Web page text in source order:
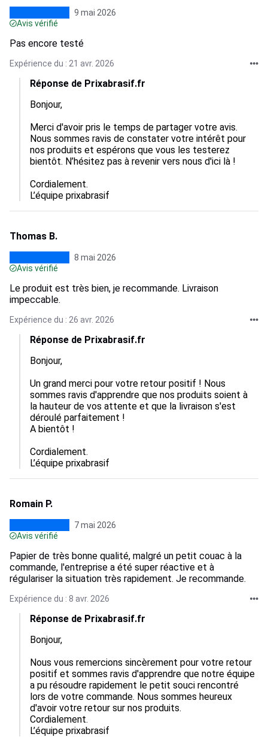
9 mai 2026
Avis vérifié
Pas encore testé
Expérience du : 21 avr. 2026
Réponse de Prixabrasif.fr
Bonjour,
Merci d'avoir pris le temps de partager votre avis.
Nous sommes ravis de constater votre intérêt pour
nos produits et espérons que vous les testerez
bientôt. N’hésitez pas à revenir vers nous d'ici là !
Cordialement.
L’équipe prixabrasif
Thomas B.
8 mai 2026
Avis vérifié
Le produit est très bien, je recommande. Livraison
impeccable.
Expérience du : 26 avr. 2026
Réponse de Prixabrasif.fr
Bonjour,
Un grand merci pour votre retour positif ! Nous
sommes ravis d'apprendre que nos produits soient à
la hauteur de vos attente et que la livraison s'est
déroulé parfaitement !
A bientôt !
Cordialement.
L’équipe prixabrasif
Romain P.
7 mai 2026
Avis vérifié
Papier de très bonne qualité, malgré un petit couac à la
commande, l'entreprise a été super réactive et à
régulariser la situation très rapidement. Je recommande.
Expérience du : 8 avr. 2026
Réponse de Prixabrasif.fr
Bonjour,
Nous vous remercions sincèrement pour votre retour
positif et sommes ravis d'apprendre que notre équipe
a pu résoudre rapidement le petit souci rencontré
lors de votre commande. Nous sommes heureux
d'avoir votre retour sur nos produits.
Cordialement.
L’équipe prixabrasif